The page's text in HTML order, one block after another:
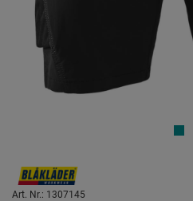
Art. Nr.: 1307145